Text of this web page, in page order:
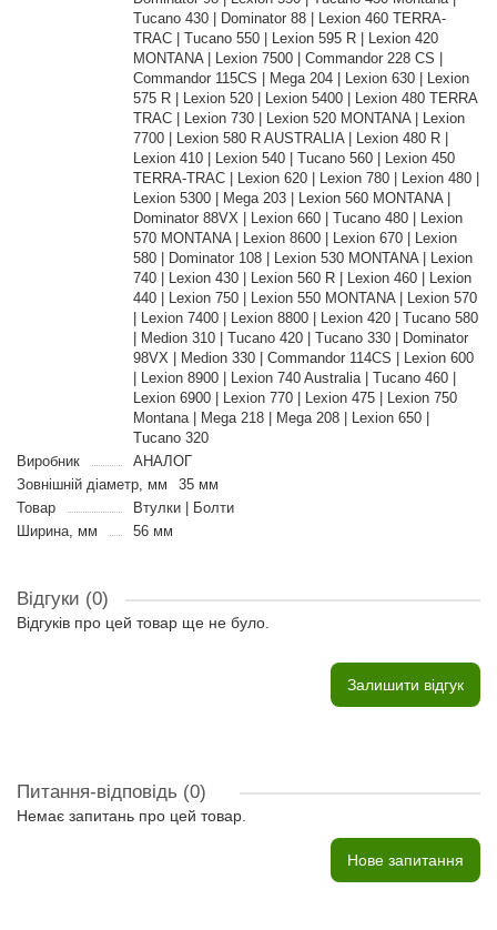
Tucano 430 | Dominator 88 | Lexion 460 TERRA-
TRAC | Tucano 550 | Lexion 595 R | Lexion 420
MONTANA | Lexion 7500 | Commandor 228 CS |
Commandor 115CS | Mega 204 | Lexion 630 | Lexion
575 R | Lexion 520 | Lexion 5400 | Lexion 480 TERRA
TRAC | Lexion 730 | Lexion 520 MONTANA | Lexion
7700 | Lexion 580 R AUSTRALIA | Lexion 480 R |
Lexion 410 | Lexion 540 | Tucano 560 | Lexion 450
TERRA-TRAC | Lexion 620 | Lexion 780 | Lexion 480 |
Lexion 5300 | Mega 203 | Lexion 560 MONTANA |
Dominator 88VX | Lexion 660 | Tucano 480 | Lexion
570 MONTANA | Lexion 8600 | Lexion 670 | Lexion
580 | Dominator 108 | Lexion 530 MONTANA | Lexion
740 | Lexion 430 | Lexion 560 R | Lexion 460 | Lexion
440 | Lexion 750 | Lexion 550 MONTANA | Lexion 570
| Lexion 7400 | Lexion 8800 | Lexion 420 | Tucano 580
| Medion 310 | Tucano 420 | Tucano 330 | Dominator
98VX | Medion 330 | Commandor 114CS | Lexion 600
| Lexion 8900 | Lexion 740 Australia | Tucano 460 |
Lexion 6900 | Lexion 770 | Lexion 475 | Lexion 750
Montana | Mega 218 | Mega 208 | Lexion 650 |
Tucano 320
Виробник
АНАЛОГ
Зовнішній діаметр, мм
35 мм
Товар
Втулки | Болти
Ширина, мм
56 мм
Відгуки (0)
Відгуків про цей товар ще не було.
Залишити відгук
Питання-відповідь (0)
Немає запитань про цей товар.
Нове запитання